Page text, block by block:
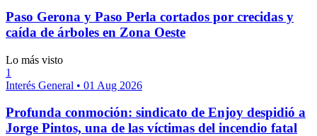
Paso Gerona y Paso Perla cortados por crecidas y
caída de árboles en Zona Oeste
Lo más visto
1
Interés General • 01 Aug 2026
Profunda conmoción: sindicato de Enjoy despidió a
Jorge Pintos, una de las víctimas del incendio fatal